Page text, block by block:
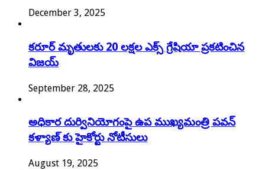
December 3, 2025
కరూర్‌ మృతులకు 20 లక్షల ఎక్స్ గ్రేషియా ప్రకటించిన
విజయ్
September 28, 2025
అధికార దుర్వినియోగంపై ఉప ముఖ్యమంత్రి పవన్
కళ్యాణ్ కు హైకోర్టు నోటీసులు
August 19, 2025